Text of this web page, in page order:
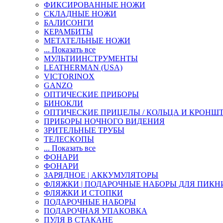
ФИКСИРОВАННЫЕ НОЖИ
СКЛАДНЫЕ НОЖИ
БАЛИСОНГИ
КЕРАМБИТЫ
МЕТАТЕЛЬНЫЕ НОЖИ
... Показать все
МУЛЬТИИНСТРУМЕНТЫ
LEATHERMAN (USA)
VICTORINOX
GANZO
ОПТИЧЕСКИЕ ПРИБОРЫ
БИНОКЛИ
ОПТИЧЕСКИЕ ПРИЦЕЛЫ / КОЛЬЦА И
ПРИБОРЫ НОЧНОГО ВИДЕНИЯ
ЗРИТЕЛЬНЫЕ ТРУБЫ
ТЕЛЕСКОПЫ
... Показать все
ФОНАРИ
ФОНАРИ
ЗАРЯДНОЕ | АККУМУЛЯТОРЫ
ФЛЯЖКИ | ПОДАРОЧНЫЕ НАБОРЫ ДЛЯ
ФЛЯЖКИ И СТОПКИ
ПОДАРОЧНЫЕ НАБОРЫ
ПОДАРОЧНАЯ УПАКОВКА
ПУЛЯ В СТАКАНЕ